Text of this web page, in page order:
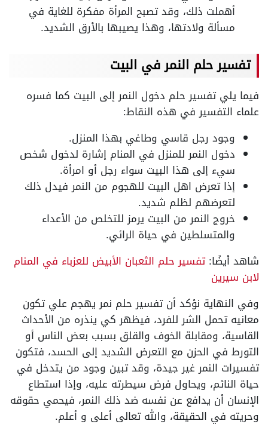
أهملت ذلك، وقد تصبح المرأة مفكرة للغاية في
مسألة ولادتها، وهذا يصيبها بالأرق الشديد.
تفسير حلم النمر في البيت
فيما يلي تفسير حلم دخول النمر إلى البيت كما فسره
علماء التفسير في هذه النقاط:
وجود رجل قاسي وطاغي بهذا المنزل.
دخول النمر للمنزل في المنام إشارة لدخول شخص
سيء إلى هذا البيت سواء رجل أو امرأة.
إذا تعرض اهل البيت للهجوم من النمر فيدل ذلك
لتعرضهم لظلم شديد.
خروج النمر من البيت يرمز للتخلص من الأعداء
والمتسلطين في حياة الرائي.
شاهد أيضًا:تفسير حلم الثعبان الأبيض للعزباء في المنام
لابن سيرين
وفي النهاية نؤكد أن تفسير حلم نمر يهجم علي تكون
معانيه تحمل الشر للفرد، فيظهر كي ينذره من الأحداث
القاسية، ومقابلة الخوف والقلق بسبب بعض الناس أو
التورط في الحزن مع التعرض الشديد إلى الحسد، فتكون
تفسيرات النمر غير جيدة، وقد تبين وجود من يتدخل في
حياة النائم، ويحاول فرض سيطرته عليه، وإذا استطاع
الإنسان أن يدافع عن نفسه ضد ذلك النمر، فيحمي حقوقه
وحريته في الحقيقة، والله تعالى أعلى و أعلم.